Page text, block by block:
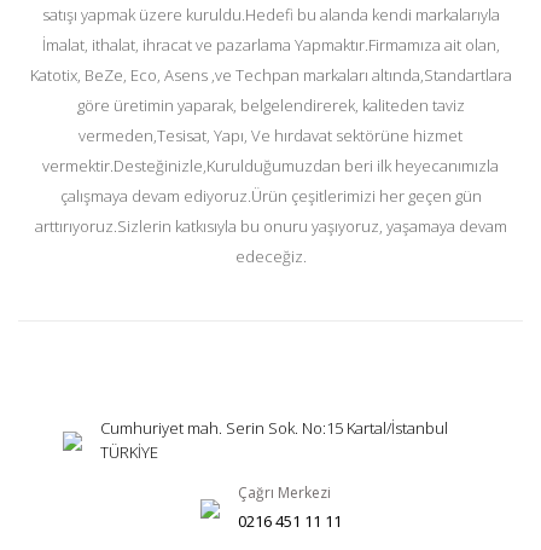
satışı yapmak üzere kuruldu.Hedefi bu alanda kendi markalarıyla
İmalat, ithalat, ihracat ve pazarlama Yapmaktır.Firmamıza ait olan,
Katotix, BeZe, Eco, Asens ,ve Techpan markaları altında,Standartlara
göre üretimin yaparak, belgelendirerek, kaliteden taviz
vermeden,Tesisat, Yapı, Ve hırdavat sektörüne hizmet
vermektir.Desteğinizle,Kurulduğumuzdan beri ilk heyecanımızla
çalışmaya devam ediyoruz.Ürün çeşitlerimizi her geçen gün
arttırıyoruz.Sizlerin katkısıyla bu onuru yaşıyoruz, yaşamaya devam
edeceğiz.
Cumhuriyet mah. Serin Sok. No:15 Kartal/İstanbul
TÜRKİYE
Çağrı Merkezi
0216 451 11 11